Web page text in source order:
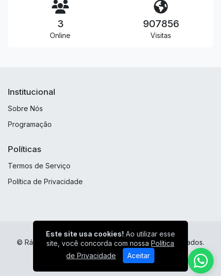
3
Online
907856
Visitas
Institucional
Sobre Nós
Programação
Políticas
Termos de Serviço
Política de Privacidade
© Rádio Cartas as Igrejas - Todos os direitos reservados.
Este site usa cookies! Ao utilizar esse
site, você concorda com nossaPolítica
de Privacidade
Aceitar